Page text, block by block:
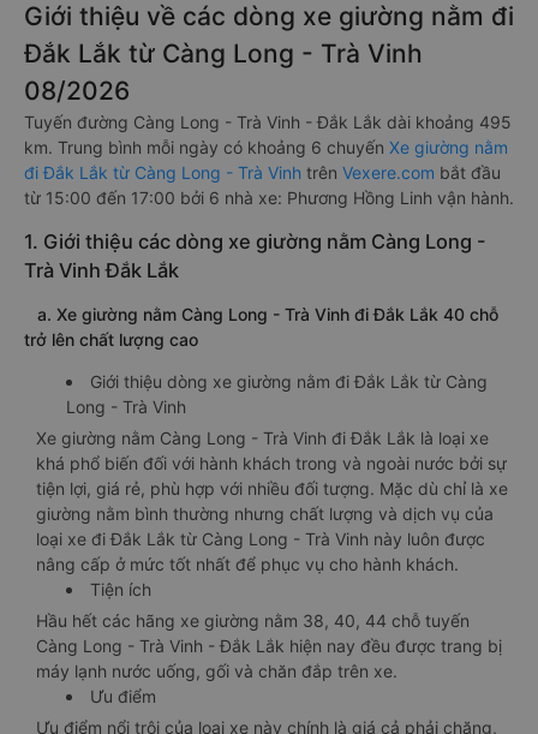
Giới thiệu về các dòng xe giường nằm đi
Đắk Lắk từ Càng Long - Trà Vinh
08/2026
Tuyến đường Càng Long - Trà Vinh - Đắk Lắk dài khoảng 495
km. Trung bình mỗi ngày có khoảng 6 chuyến Xe giường nằm
đi Đắk Lắk từ Càng Long - Trà Vinh trên Vexere.com bắt đầu
từ 15:00 đến 17:00 bởi 6 nhà xe: Phương Hồng Linh vận hành.
1. Giới thiệu các dòng xe giường nằm Càng Long -
Trà Vinh Đắk Lắk
a. Xe giường nằm Càng Long - Trà Vinh đi Đắk Lắk 40 chỗ
trở lên chất lượng cao
Giới thiệu dòng xe giường nằm đi Đắk Lắk từ Càng
Long - Trà Vinh
Xe giường nằm Càng Long - Trà Vinh đi Đắk Lắk là loại xe
khá phổ biến đối với hành khách trong và ngoài nước bởi sự
tiện lợi, giá rẻ, phù hợp với nhiều đối tượng. Mặc dù chỉ là xe
giường nằm bình thường nhưng chất lượng và dịch vụ của
loại xe đi Đắk Lắk từ Càng Long - Trà Vinh này luôn được
nâng cấp ở mức tốt nhất để phục vụ cho hành khách.
Tiện ích
Hầu hết các hãng xe giường nằm 38, 40, 44 chỗ tuyến
Càng Long - Trà Vinh - Đắk Lắk hiện nay đều được trang bị
máy lạnh nước uống, gối và chăn đắp trên xe.
Ưu điểm
Ưu điểm nổi trội của loại xe này chính là giá cả phải chăng,